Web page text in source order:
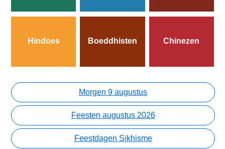
Hindoes Boeddhisten Chinezen
Morgen 9 augustus
Feesten augustus 2026
Feestdagen Sikhisme